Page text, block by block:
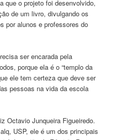
que o projeto foi desenvolvido,
de um livro, divulgando os
por alunos e professores do
ser encarada pela
porque ela é o “templo da
ele tem certeza que deve ser
pessoas na vida da escola
Octavio Junqueira Figueiredo.
USP, ele é um dos principais